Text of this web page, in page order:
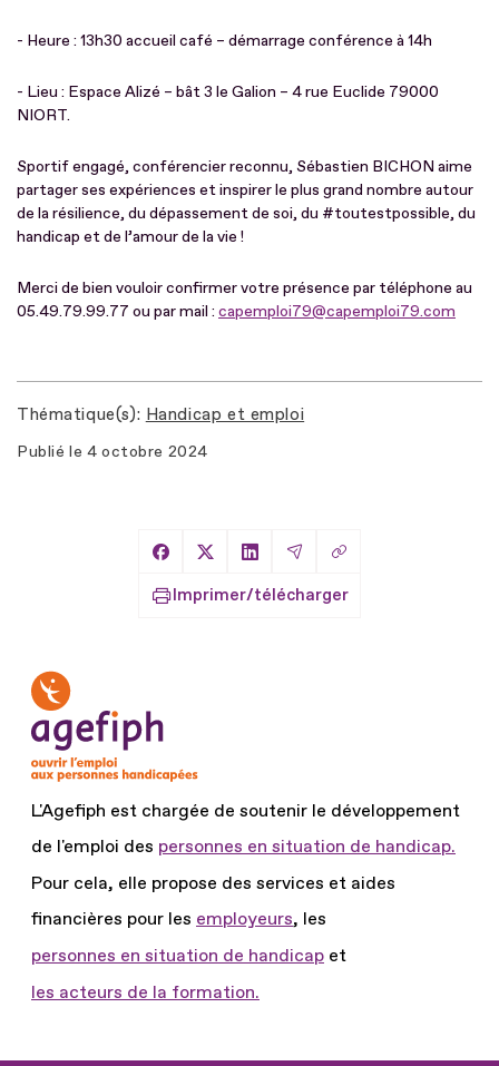
- Heure : 13h30 accueil café – démarrage conférence à 14h
- Lieu : Espace Alizé – bât 3 le Galion – 4 rue Euclide 79000
NIORT.
Sportif engagé, conférencier reconnu, Sébastien BICHON aime
partager ses expériences et inspirer le plus grand nombre autour
de la résilience, du dépassement de soi, du #toutestpossible, du
handicap et de l’amour de la vie !
Merci de bien vouloir confirmer votre présence par téléphone au
05.49.79.99.77 ou par mail : capemploi79@capemploi79.com
Thématique(s) Handicap et emploi
Publié le 4 octobre 2024
Partager sur Facebook
Partager sur X
Partager sur LinkedIn
Partager par Email
Copier le lien
Imprimer/télécharger
L'Agefiph est chargée de soutenir le développement
de l'emploi des personnes en situation de handicap.
Pour cela, elle propose des services et aides
financières pour les employeurs, les
personnes en situation de handicap et
les acteurs de la formation.